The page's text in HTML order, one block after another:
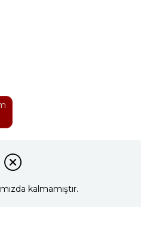
kalmamıştır.